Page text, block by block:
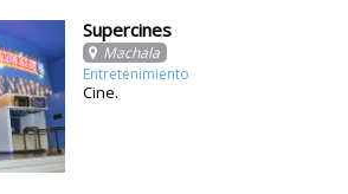
Supercines
Machala
Entretenimiento
Cine.